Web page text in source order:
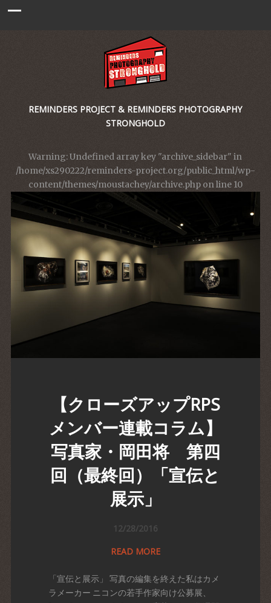
REMINDERS PROJECT & REMINDERS PHOTOGRAPHY
STRONGHOLD
Warning: Undefined array key "archive_sidebar" in
/home/xs290222/reminders-project.org/public_html/wp-
content/themes/moustachey/archive.phpon line 10
【クローズアップRPS
メンバー連載コラム】
写真家・岡田将 第四
回（最終回）「宣伝と
展示」
12/28/2016
READ MORE
「宣伝と展示」 写真の編集を終えた私はカメ
ラメーカー ニコンの若手作家向け公募展、